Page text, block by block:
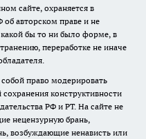
сайте, охраняется в
об авторском праве и не
бы то ни было форме, в
переработке не иначе
право модерировать
конструктивности
РФ и РТ. На сайте не
нецензурную брань,
возбуждающие ненависть или